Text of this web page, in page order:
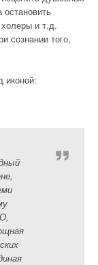
и т.д.
сознании того,
иконой: